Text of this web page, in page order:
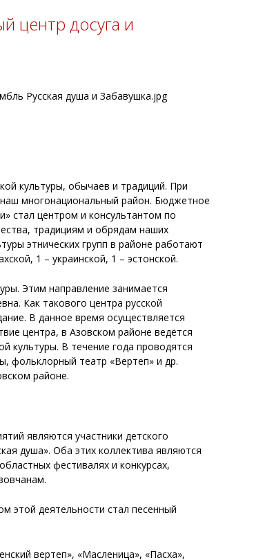
центр досуга и
культуры, обычаев и традиций. При
многонациональный район. Бюджетное
стал центром и консультантом по
традициям и обрядам наших
этнических групп в районе работают
1 – украинской, 1 – эстонской.
Этим направление занимается
Как такового центра русской
В данное время осуществляется
центра, в Азовском районе ведётся
культуры. В течение года проводятся
фольклорный театр «Вертеп» и др.
районе.
являются участники детского
душа». Оба этих коллектива являются
фестивалях и конкурсах,
этой деятельности стал песенный
вертеп», «Масленица», «Пасха»,